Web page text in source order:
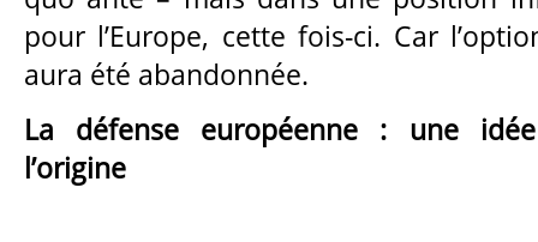
pour l’Europe, cette fois-ci. Car
aura été abandonnée.
La défense européenne : une
l’origine